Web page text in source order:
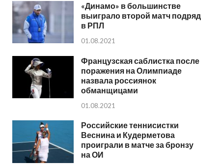
«Динамо» в большинстве
выиграло второй матч подряд
в РПЛ
01.08.2021
Французская саблистка после
поражения на Олимпиаде
назвала россиянок
обманщицами
01.08.2021
Российские теннисистки
Веснина и Кудерметова
проиграли в матче за бронзу
на ОИ